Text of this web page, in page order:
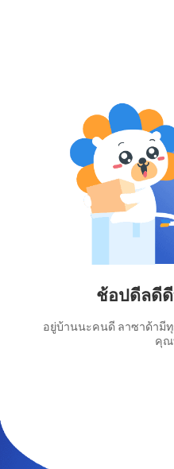
ช้อปดีลดี
อยู่บ้านนะคนดี ลาซาด้ามี
คุณ